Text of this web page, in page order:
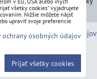
ochrany osobných údajov
BiznisWeb.sk
všetky cookies“ vyjadrujete
Nižšie môžete nájsť
upraviť svoje preferencie.
ochrany osobných údajov
Prijať všetky cookies